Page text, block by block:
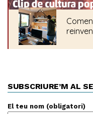
SUBSCRIURE’M AL
El teu nom (obligatori)